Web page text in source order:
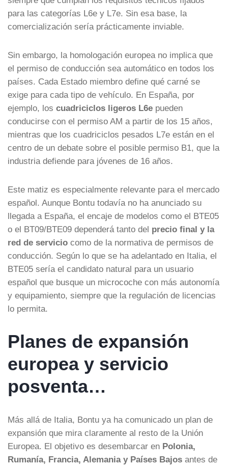
para las categorías L6e y L7e. Sin esa base, la
comercialización sería prácticamente inviable.
Sin embargo, la homologación europea no implica que
el permiso de conducción sea automático en todos los
países. Cada Estado miembro define qué carné se
exige para cada tipo de vehículo. En España, por
ejemplo, los cuadriciclos ligeros L6e pueden
conducirse con el permiso AM a partir de los 15 años,
mientras que los cuadriciclos pesados L7e están en el
centro de un debate sobre el posible permiso B1, que la
industria defiende para jóvenes de 16 años.
Este matiz es especialmente relevante para el mercado
español. Aunque Bontu todavía no ha anunciado su
llegada a España, el encaje de modelos como el BTE05
o el BT09/BTE09 dependerá tanto del precio final y la
red de servicio como de la normativa de permisos de
conducción. Según lo que se ha adelantado en Italia, el
BTE05 sería el candidato natural para un usuario
español que busque un microcoche con más autonomía
y equipamiento, siempre que la regulación de licencias
lo permita.
Planes de expansión
europea y servicio
posventa…
Más allá de Italia, Bontu ya ha comunicado un plan de
expansión que mira claramente al resto de la Unión
Europea. El objetivo es desembarcar en Polonia,
Rumanía, Francia, Alemania y Países Bajos antes de